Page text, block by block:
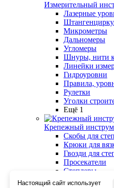
Измерительный
Лазерные
Микрометры
Дальномеры
Угломеры
Шнуры, нити
Линейки
Гидроуровни
Правила,
Рулетки
Уголки
Ещё 1
Крепежный
Скобы для
Крюки для
Гвозди для
Просекатели
Степлеры
Настоящий сайт использует